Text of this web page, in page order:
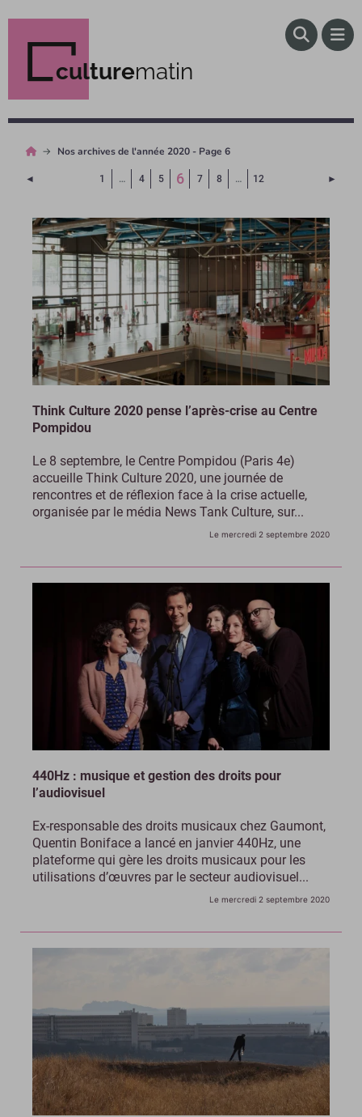
culturematin
Nos archives de l'année 2020 - Page 6
◄ Page précédente
1 … 4 5 6(Page courante)
7 8 … 12 ►
Think Culture 2020 pense l’après-crise au Centre
Pompidou
Le 8 septembre, le Centre Pompidou (Paris 4e)
accueille Think Culture 2020, une journée de
rencontres et de réflexion face à la crise actuelle,
organisée par le média News Tank Culture, sur...
Le mercredi 2 septembre 2020
440Hz : musique et gestion des droits pour
l’audiovisuel
Ex-responsable des droits musicaux chez Gaumont,
Quentin Boniface a lancé en janvier 440Hz, une
plateforme qui gère les droits musicaux pour les
utilisations d’œuvres par le secteur audiovisuel...
Le mercredi 2 septembre 2020